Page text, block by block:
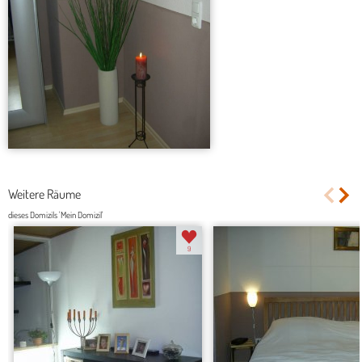
Weitere Räume
dieses Domizils 'Mein Domizil'
9